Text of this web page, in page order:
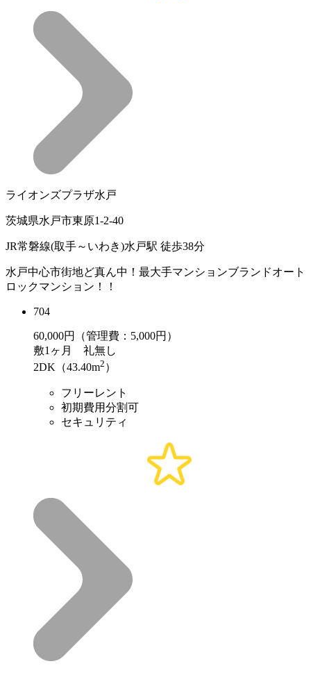
ライオンズプラザ水戸
茨城県水戸市東原1-2-40
JR常磐線(取手～いわき)水戸駅 徒歩38分
水戸中心市街地ど真ん中！最大手マンションブランドオート
ロックマンション！！
704
60,000円（管理費：5,000円）
敷1ヶ月 礼無し
2DK（43.40m2 ）
フリーレント
初期費用分割可
セキュリティ